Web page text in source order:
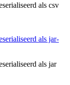
als csv
als jar-
als jar